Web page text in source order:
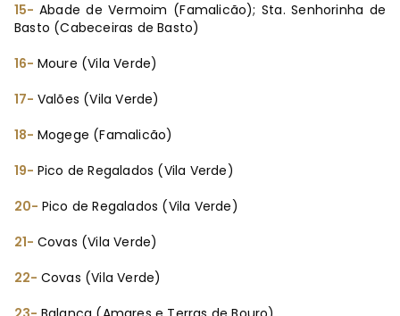
15-Abade de Vermoim (Famalicão); Sta. Senhorinha de
Basto (Cabeceiras de Basto)
16- Moure (Vila Verde)
17- Valões (Vila Verde)
18- Mogege (Famalicão)
19- Pico de Regalados (Vila Verde)
20- Pico de Regalados (Vila Verde)
21- Covas (Vila Verde)
22- Covas (Vila Verde)